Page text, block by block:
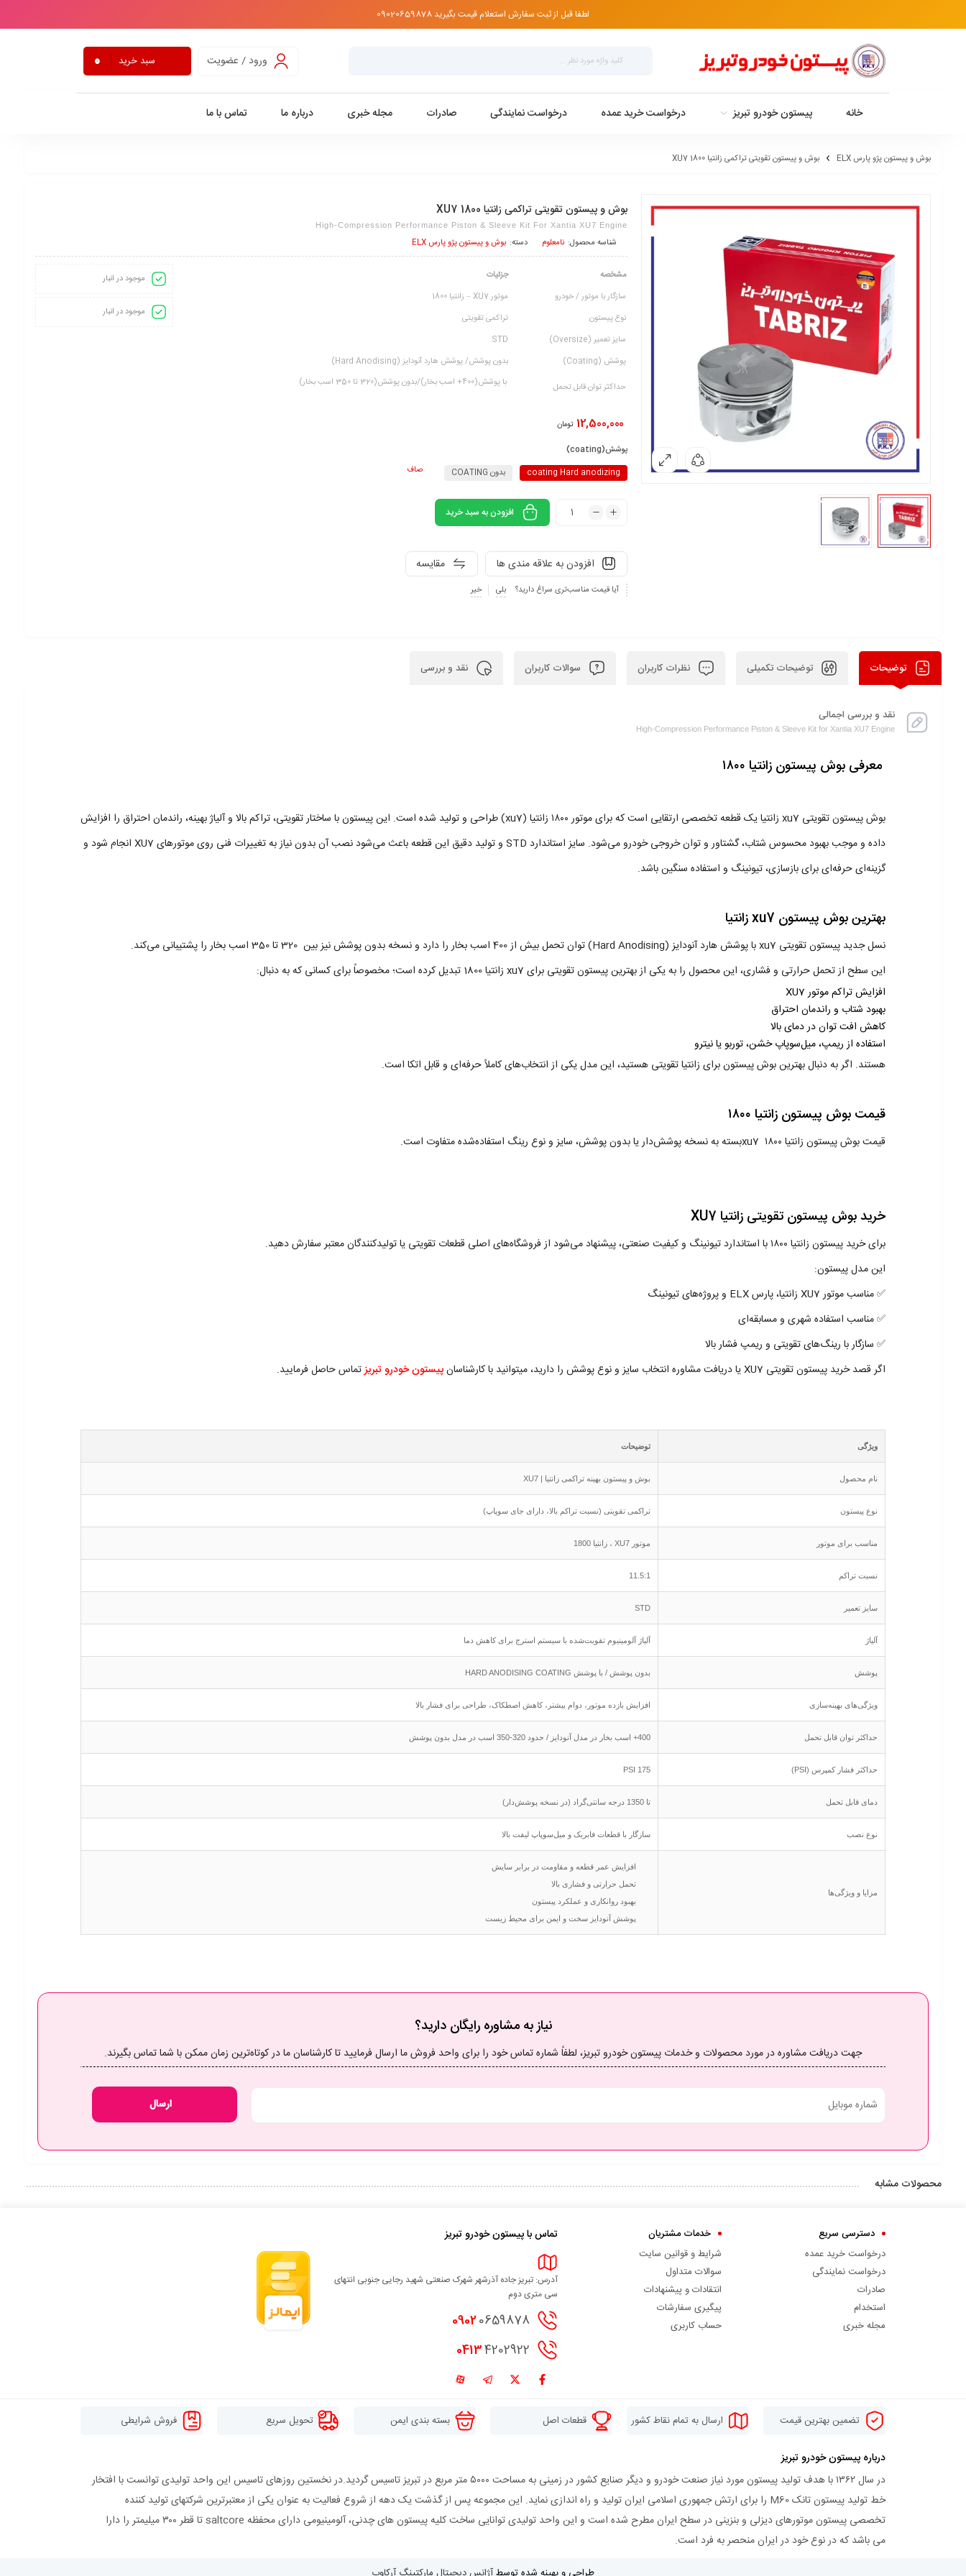
لطفا قبل از ثبت سفارش استعلام قیمت بگیرید 09020659878
ورود / عضویت سبد خرید 0
خانه پیستون خودرو تبریز درخواست خرید عمده درخواست نمایندگی صادرات مجله خبری درباره ما تماس با ما
بوش و پیستون پژو پارس ELX بوش و پیستون تقویتی تراکمی زانتیا XU7 1800
بوش و پیستون تقویتی تراکمی زانتیا XU7 1800
High-Compression Performance Piston & Sleeve Kit For Xantia XU7 Engine
شناسه محصول: نامعلوم دسته: بوش و پیستون پژو پارس ELX
مشخصه
جزئیات
سازگار با موتور / خودرو
موتور XU7 – زانتیا 1800
نوع پیستون
تراکمی تقویتی
سایز تعمیر (Oversize)
STD
پوشش (Coating)
بدون پوشش/ پوشش هارد آنودایز (Hard Anodising)
حداکثر توان قابل تحمل
با پوشش(400+ اسب بخار)/بدون پوشش(320 تا 350 اسب بخار)
12,500,000 تومان
پوشش(coating)
coating Hard anodizing
بدون COATING صاف
افزودن به سبد خرید
مقایسه افزودن به علاقه مندی ها
آیا قیمت مناسب‌تری سراغ دارید؟ بلی خیر
موجود در انبار
موجود در انبار
توضیحات توضیحات تکمیلی نظرات کاربران سوالات کاربران نقد و بررسی
نقد و بررسی اجمالی
High-Compression Performance Piston & Sleeve Kit for Xantia XU7 Engine
معرفی بوش پیستون زانتیا ۱۸۰۰
بوش پیستون تقویتی xu7 زانتیا یک قطعه تخصصی ارتقایی است که برای موتور ۱۸۰۰ زانتیا (xu7) طراحی و تولید شده است. این پیستون با ساختار تقویتی، تراکم بالا و آلیاژ بهینه، راندمان احتراق را افزایش
داده و موجب بهبود محسوس شتاب، گشتاور و توان خروجی خودرو می‌شود. سایز استاندارد STD و تولید دقیق این قطعه باعث می‌شود نصب آن بدون نیاز به تغییرات فنی روی موتورهای XU7 انجام شود و
گزینه‌ای حرفه‌ای برای بازسازی، تیونینگ و استفاده سنگین باشد.
بهترین بوش پیستون xu7زانتیا
نسل جدید پیستون تقویتی xu7 با پوشش هارد آنودایز (Hard Anodising) توان تحمل بیش از 400 اسب بخار را دارد و نسخه بدون پوشش نیز بین 320 تا 350 اسب بخار را پشتیبانی می‌کند.
این سطح از تحمل حرارتی و فشاری، این محصول را به یکی از بهترین پیستون تقویتی برای xu7 زانتیا 1800 تبدیل کرده است؛ مخصوصاً برای کسانی که به دنبال:
افزایش تراکم موتور XU7
بهبود شتاب و راندمان احتراق
کاهش افت توان در دمای بالا
استفاده از ریمپ، میل‌سوپاپ خشن، توربو یا نیترو
هستند. اگر به دنبال بهترین بوش پیستون برای زانتیا تقویتی هستید، این مدل یکی از انتخاب‌های کاملاً حرفه‌ای و قابل اتکا است.
قیمت بوش پیستون زانتیا ۱۸۰۰
قیمت بوش پیستون زانتیا ۱۸۰۰ xu7بسته به نسخه پوشش‌دار یا بدون پوشش، سایز و نوع رینگ استفاده‌شده متفاوت است.
خرید بوش پیستون تقویتی زانتیا
برای خرید پیستون زانتیا ۱۸۰۰ با استاندارد تیونینگ و کیفیت صنعتی، پیشنهاد می‌شود از فروشگاه‌های اصلی قطعات تقویتی یا تولیدکنندگان معتبر سفارش دهید.
این مدل پیستون:
✅ مناسب موتور XU7 زانتیا، پارس ELX و پروژه‌های تیونینگ
✅ مناسب استفاده شهری و مسابقه‌ای
✅ سازگار با رینگ‌های تقویتی و ریمپ فشار بالا
اگر قصد خرید پیستون تقویتی XU7 یا دریافت مشاوره انتخاب سایز و نوع پوشش را دارید، میتوانید با کارشناسان
پیستون خودرو تبریزتماس حاصل فرمایید.
ویژگی توضیحات
نام محصول بوش و پیستون بهینه تراکمی زانتیا | XU7
نوع پیستون تراکمی تقویتی (نسبت تراکم بالا، دارای جای سوپاپ)
مناسب برای موتور موتور XU7 ، زانتیا 1800
نسبت تراکم 11.5:1
سایز تعمیر STD
آلیاژ آلیاژ آلومینیوم تقویت‌شده با سیستم استرج برای کاهش دما
پوشش بدون پوشش / با پوشش HARD ANODISING COATING
ویژگی‌های بهینه‌سازی افزایش بازده موتور، دوام بیشتر، کاهش اصطکاک، طراحی برای فشار بالا
حداکثر توان قابل تحمل 400+ اسب بخار در مدل آنودایز / حدود 320-350 اسب در مدل بدون پوشش
حداکثر فشار کمپرس (PSI) 175 PSI
دمای قابل تحمل تا 1350 درجه سانتی‌گراد (در نسخه پوشش‌دار)
نوع نصب سازگار با قطعات فابریک و میل‌سوپاپ لیفت بالا
مزایا و ویژگی‌ها
افزایش عمر قطعه و مقاومت در برابر سایش
تحمل حرارتی و فشاری بالا
بهبود روانکاری و عملکرد پیستون
پوشش آنودایز سخت و ایمن برای محیط زیست
نیاز به مشاوره رایگان دارید؟
جهت دریافت مشاوره در مورد محصولات و خدمات پیستون خودرو تبریز، لطفاً شماره تماس خود را برای واحد فروش ما ارسال فرمایید تا کارشناسان ما در کوتاه‌ترین زمان ممکن با شما تماس بگیرند.
محصولات مشابه
دسترسی سریع
درخواست خرید عمده
درخواست نمایندگی
صادرات
استخدام
مجله خبری
خدمات مشتریان
شرایط و قوانین سایت
سوالات متداول
انتقادات و پیشنهادات
پیگیری سفارشات
حساب کاربری
تماس با پیستون خودرو تبریز
آدرس: تبریز جاده آذرشهر شهرک صنعتی شهید رجایی جنوبی انتهای
سی متری دوم
09020659878
04134202922
تضمین بهترین قیمت ارسال به تمام نقاط کشور قطعات اصل بسته بندی ایمن تحویل سریع فروش شرایطی
درباره پیستون خودرو تبریز
در سال ۱۳۶۲ با هدف تولید پیستون مورد نیاز صنعت خودرو و دیگر صنایع کشور در زمینی به مساحت ۵۰۰۰ متر مربع در تبریز تاسیس گردید.در نخستین روزهای تاسیس این واحد تولیدی توانست با افتخار
خط تولید پیستون تانک M60 را برای ارتش جمهوری اسلامی ایران تولید و راه اندازی نماید. این مجموعه پس از گذشت یک دهه از شروع فعالیت به عنوان یکی از معتبرترین شرکتهای تولید کننده
تخصصی پیستون موتورهای دیزلی و بنزینی در سطح ایران مطرح شده است و این واحد تولیدی توانایی ساخت کلیه پیستون های چدنی، آلومینیومی دارای محفظه saltcore تا قطر ۳۰۰ میلیمتر را دارا
می باشد که در نوع خود در ایران منحصر به فرد است.